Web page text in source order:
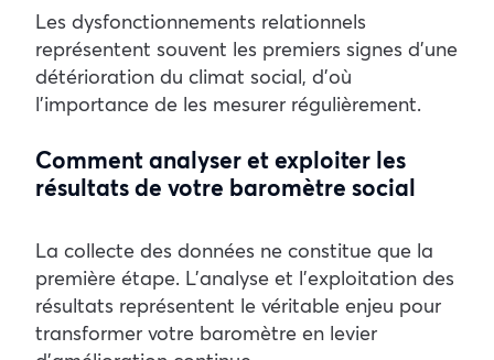
Les dysfonctionnements relationnels
représentent souvent les premiers signes d’une
détérioration du climat social, d’où
l’importance de les mesurer régulièrement.
Comment analyser et exploiter les
résultats de votre baromètre social
La collecte des données ne constitue que la
première étape. L’analyse et l’exploitation des
résultats représentent le véritable enjeu pour
transformer votre baromètre en levier